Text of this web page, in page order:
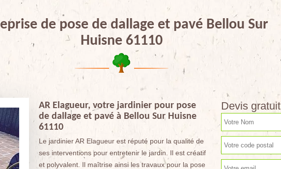
de pose de dallage et pavé Bellou Sur
Huisne 61110
AR Elagueur, votre jardinier pour pose
de dallage et pavé à Bellou Sur Huisne
61110
Le jardinier AR Elagueur est réputé pour la qualité de
ses interventions pour entretenir le jardin. Il est créatif
et polyvalent. Il maîtrise ainsi les travaux pour la pose
Devis gratuit